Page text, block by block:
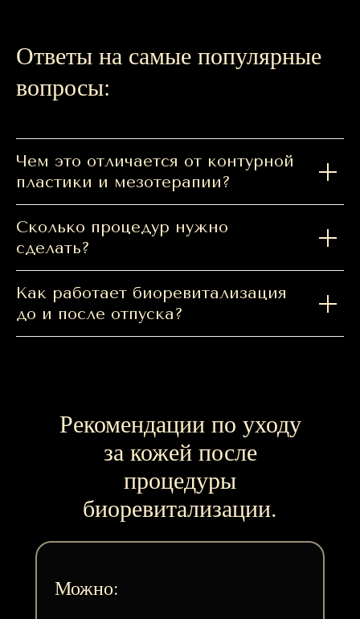
Ответы на самые популярные
вопросы:
Чем это отличается от контурной
пластики и мезотерапии?
Сколько процедур нужно
сделать?
Как работает биоревитализация
до и после отпуска?
Можно:
Рекомендации по уходу
за кожей после
процедуры
биоревитализации.